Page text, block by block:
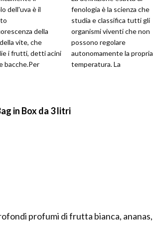
dell'uva è il
della
vite, che
i frutti, detti acini
bacche.Per
fenologia è la scienza che
studia e classifica tutti gli
organismi viventi che non
possono regolare
autonomamente la propria
temperatura. La
in Box da 3 litri
profumi di frutta bianca, ananas,